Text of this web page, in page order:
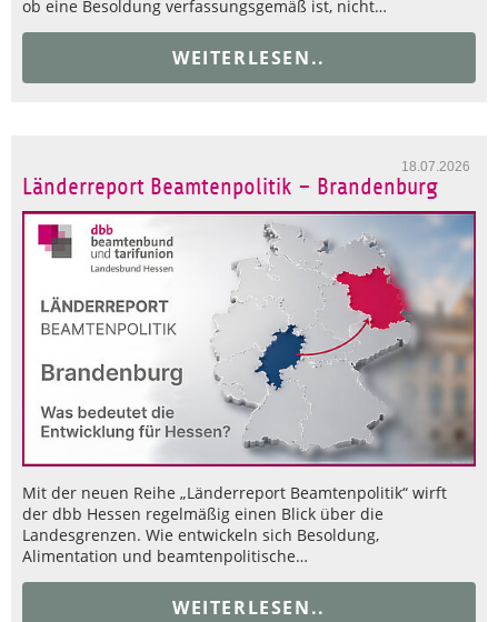
ob eine Besoldung verfassungsgemäß ist, nicht…
WEITERLESEN..
18.07.2026
Länderreport Beamtenpolitik – Brandenburg
Mit der neuen Reihe „Länderreport Beamtenpolitik“ wirft
der dbb Hessen regelmäßig einen Blick über die
Landesgrenzen. Wie entwickeln sich Besoldung,
Alimentation und beamtenpolitische…
WEITERLESEN..